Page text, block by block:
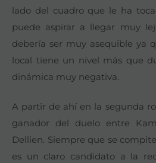
lado del cuadro que le ha
puede aspirar a llegar muy
debería ser muy asequible ya
local tiene un nivel más que
dinámica muy negativa.
A partir de ahí en la segunda
ganador del duelo entre
Dellien. Siempre que se
es un claro candidato a la